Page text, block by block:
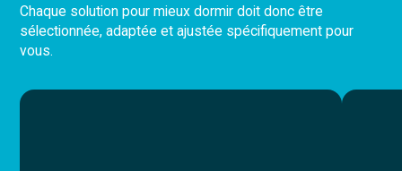
Chaque solution pour mieux dormir doit donc être
sélectionnée, adaptée et ajustée spécifiquement pour
vous.